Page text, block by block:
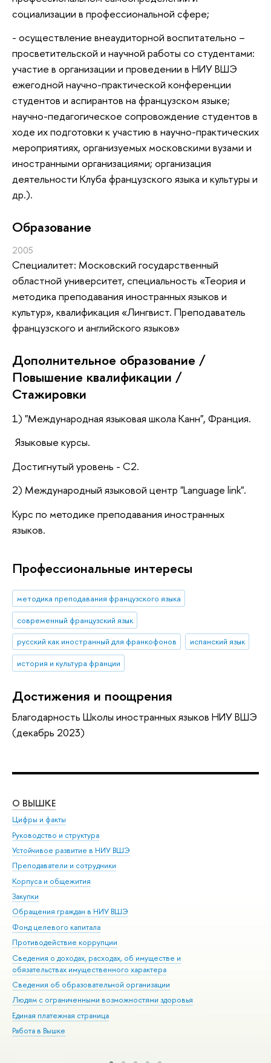
социализации в профессиональной сфере;
- осуществление внеаудиторной воспитательно –
просветительской и научной работы со студентами:
участие в организации и проведении в НИУ ВШЭ
ежегодной научно-практической конференции
студентов и аспирантов на французском языке;
научно-педагогическое сопровождение студентов в
ходе их подготовки к участию в научно-практических
мероприятиях, организуемых московскими вузами и
иностранными организациями; организация
деятельности Клуба французского языка и культуры и
др.).
Oбразование
2005
Специалитет: Московский государственный
областной университет, специальность «Теория и
методика преподавания иностранных языков и
культур», квалификация «Лингвист. Преподаватель
французского и английского языков»
Дополнительное образование /
Повышение квалификации /
Стажировки
1) "Международная языковая школа Канн", Франция.
Языковые курсы.
Достигнутый уровень - С2.
2) Международный языковой центр "Language link".
Курс по методике преподавания иностранных
языков.
Профессиональные интересы
методика преподавания французского языка
современный французский язык
русский как иностранный для франкофонов
испанский язык
история и культура франции
Достижения и поощрения
Благодарность Школы иностранных языков НИУ ВШЭ
(декабрь 2023)
О ВЫШКЕ
Цифры и факты
Руководство и структура
Устойчивое развитие в НИУ ВШЭ
Преподаватели и сотрудники
Корпуса и общежития
Закупки
Обращения граждан в НИУ ВШЭ
Фонд целевого капитала
Противодействие коррупции
Сведения о доходах, расходах, об имуществе и
обязательствах имущественного характера
Сведения об образовательной организации
Людям с ограниченными возможностями здоровья
Единая платежная страница
Работа в Вышке